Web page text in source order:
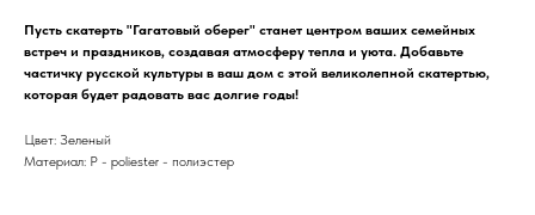
Пусть скатерть "Гагатовый оберег" станет центром ваших семейных
встреч и праздников, создавая атмосферу тепла и уюта. Добавьте
частичку русской культуры в ваш дом с этой великолепной скатертью,
которая будет радовать вас долгие годы!
Цвет: Зеленый
Материал: P - poliester - полиэстер